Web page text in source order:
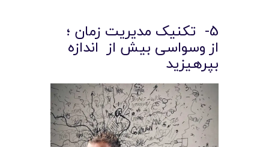
5- تکنیک مدیریت زمان ؛
از وسواسی بیش از اندازه
بپرهیزید